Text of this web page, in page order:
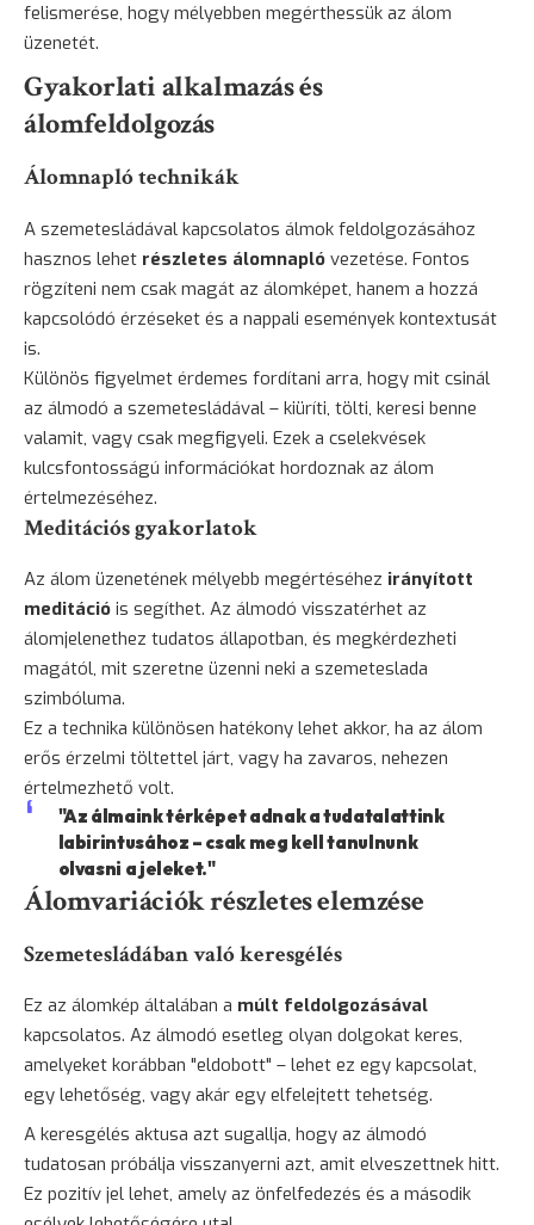
felismerése, hogy mélyebben megérthessük az álom
üzenetét.
Gyakorlati alkalmazás és
álomfeldolgozás
Álomnapló technikák
A szemetesládával kapcsolatos álmok feldolgozásához
hasznos lehet részletes álomnapló vezetése. Fontos
rögzíteni nem csak magát az álomképet, hanem a hozzá
kapcsolódó érzéseket és a nappali események kontextusát
is.
Különös figyelmet érdemes fordítani arra, hogy mit csinál
az álmodó a szemetesládával – kiüríti, tölti, keresi benne
valamit, vagy csak megfigyeli. Ezek a cselekvések
kulcsfontosságú információkat hordoznak az álom
értelmezéséhez.
Meditációs gyakorlatok
Az álom üzenetének mélyebb megértéséhez irányított
meditáció is segíthet. Az álmodó visszatérhet az
álomjelenethez tudatos állapotban, és megkérdezheti
magától, mit szeretne üzenni neki a szemeteslada
szimbóluma.
Ez a technika különösen hatékony lehet akkor, ha az álom
erős érzelmi töltettel járt, vagy ha zavaros, nehezen
értelmezhető volt.
"Az álmaink térképet adnak a tudatalattink
labirintusához – csak meg kell tanulnunk
olvasni a jeleket."
Álomvariációk részletes elemzése
Szemetesládában való keresgélés
Ez az álomkép általában a múlt feldolgozásával
kapcsolatos. Az álmodó esetleg olyan dolgokat keres,
amelyeket korábban "eldobott" – lehet ez egy kapcsolat,
egy lehetőség, vagy akár egy elfelejtett tehetség.
A keresgélés aktusa azt sugallja, hogy az álmodó
tudatosan próbálja visszanyerni azt, amit elveszettnek hitt.
Ez pozitív jel lehet, amely az önfelfedezés és a második